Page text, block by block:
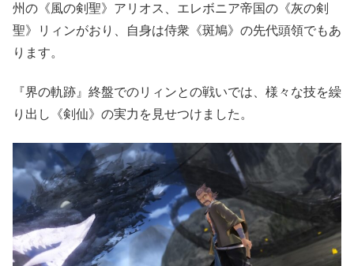
州の《風の剣聖》アリオス、エレボニア帝国の《灰の剣
聖》リィンがおり、自身は侍衆《斑鳩》の先代頭領でもあ
ります。
『界の軌跡』終盤でのリィンとの戦いでは、様々な技を繰
り出し《剣仙》の実力を見せつけました。